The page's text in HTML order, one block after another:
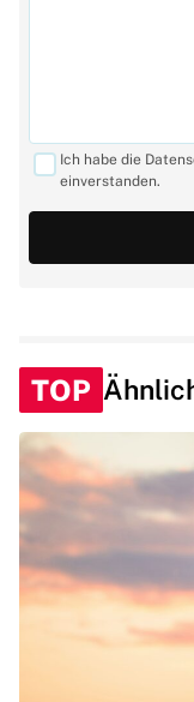
Ich habe die
einverstanden.
TOP